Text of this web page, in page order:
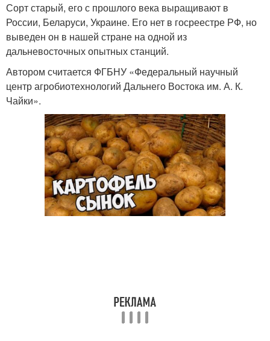
Сорт старый, его с прошлого века выращивают в
России, Беларуси, Украине. Его нет в госреестре РФ, но
выведен он в нашей стране на одной из
дальневосточных опытных станций.
Автором считается ФГБНУ «Федеральный научный
центр агробиотехнологий Дальнего Востока им. А. К.
Чайки».